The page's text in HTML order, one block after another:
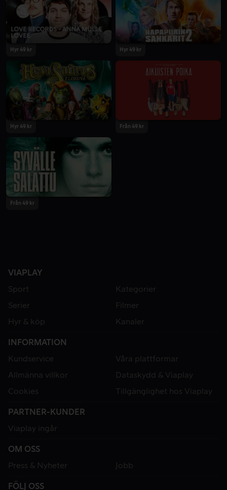
Hyr 49 kr Hyr 49 kr
Hyr 49 kr Från 49 kr
Från 49 kr
VIAPLAY
Sport
Kategorier
Serier
Filmer
Hyr & köp
Kanaler
INFORMATION
Kundservice
Våra plattformar
Allmänna villkor
Dataskydd & Viaplay
Cookies
Tillgänglighet hos Viaplay
PARTNER-KUNDER
Viaplay ingår
OM OSS
Press & Nyheter
Jobb
FÖLJ OSS